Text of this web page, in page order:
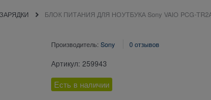
БЛОК ПИТАНИЯ ДЛЯ НОУТБУКА Sony VAIO PCG-
Производитель: Sony 0 отзывов
Артикул: 259943
Есть в наличии